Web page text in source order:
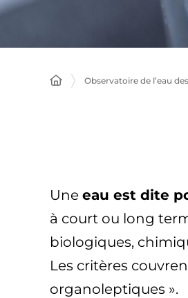
Observatoire de l’eau
Une eau est dite
à court ou long
biologiques,
Les critères
organoleptiques ».